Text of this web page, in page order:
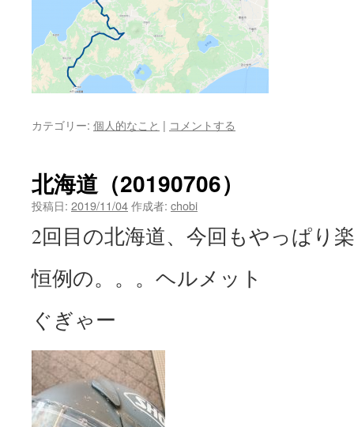
カテゴリー: 個人的なこと | コメントする
北海道（20190706）
投稿日: 2019/11/04作成者: chobi
2回目の北海道、今回もやっぱり
恒例の。。。ヘルメット
ぐぎゃー